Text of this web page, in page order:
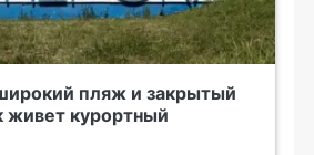
пляж и закрытый
живет курортный